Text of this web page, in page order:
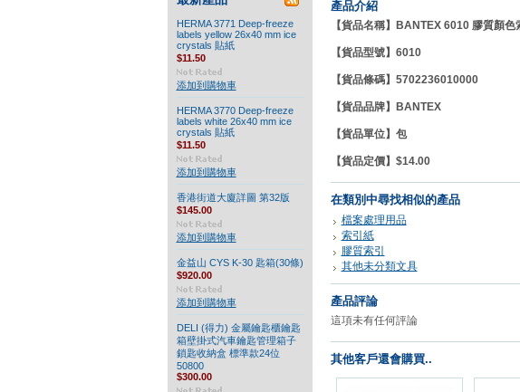
HERMA 3771 Deep-freeze
labels yellow 26x40 mm ice
crystals 貼紙
$11.50
添加到購物車
HERMA 3770 Deep-freeze
labels white 26x40 mm ice
crystals 貼紙
$11.50
添加到購物車
香港街道大廈詳圖 第32版
$145.00
添加到購物車
金益山 CYS K-30 匙箱(30條)
$920.00
添加到購物車
DELI (得力) 金屬鑰匙櫃鑰匙
箱壁掛式汽車鑰匙管理箱子
鎖匙收納盒 標準款24位
50800
$300.00
產品介紹
【貨品名稱】BANTEX 6010 膠質顏
【貨品型號】6010
【貨品條碼】5702236010000
【貨品品牌】BANTEX
【貨品單位】包
【貨品定價】$14.00
在類別中尋找相似的產品
檔案處理用品
索引紙
膠質索引
其他未分類文具
產品評論
這項未有任何評論
其他客戶還會購買..